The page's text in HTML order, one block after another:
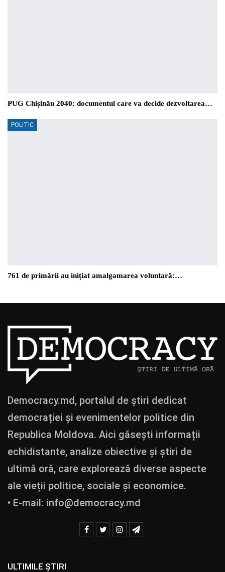
PUG Chișinău 2040: documentul care va decide dezvoltarea…
POLITIC
761 de primării au inițiat amalgamarea voluntară:…
Democracy.md, portalul de știri dedicat
democrației și evenimentelor politice din
Republica Moldova. Aici găsești informații
echidistante, analize obiective și știri de
ultimă oră, care explorează diverse aspecte
ale vieții politice, sociale și economice.
• E-mail: info@democracy.md
ULTIMILE ȘTIRI